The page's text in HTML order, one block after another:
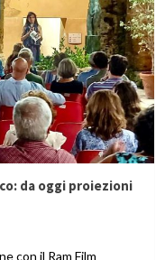
da oggi proiezioni
con il Ram Film